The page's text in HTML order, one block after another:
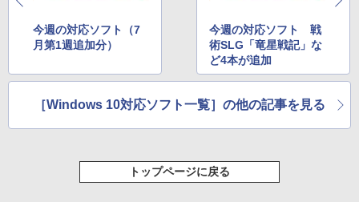
今週の対応ソフト（7
月第1週追加分）
今週の対応ソフト 戦
術SLG「竜星戦記」な
ど4本が追加
［Windows 10対応ソフト一覧］の他の記事を見る
トップページに戻る